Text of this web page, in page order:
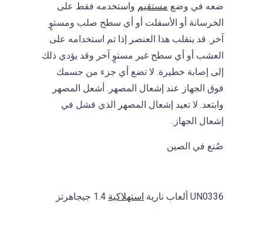
ضعه في وضع مستقيم واستخدمه فقط على
الخرسانة أو الأسفلت أو أي سطح صلب ومستوٍ
آخر. قد ينقلب هذا العنصر إذا تم استخدامه على
العشب أو أي سطح غير مستوٍ آخر وقد يؤدي ذلك
إلى إصابة خطيرة. لا تضع أي جزء من جسمك
فوق الجهاز عند إشعال المصهر. أشعل المصهر
وابتعد. لا تعيد إشعال المصهر الذي فشل في
إشعال الجهاز.
صُنع في الصين
UN0336 ألعاب نارية استهلاكية